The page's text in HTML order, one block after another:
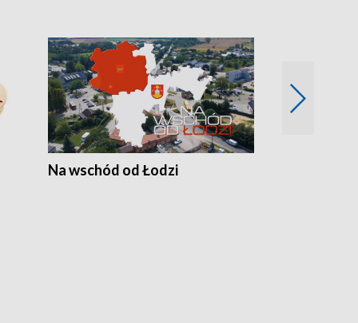
Na wschód od Łodzi